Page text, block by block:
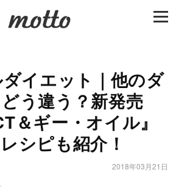
イエット｜他のダ
う違う？新発売
＆ギー・オイル』
シピも紹介！
2018年03月21日